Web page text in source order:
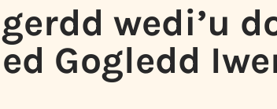
wedi’u
Gogledd